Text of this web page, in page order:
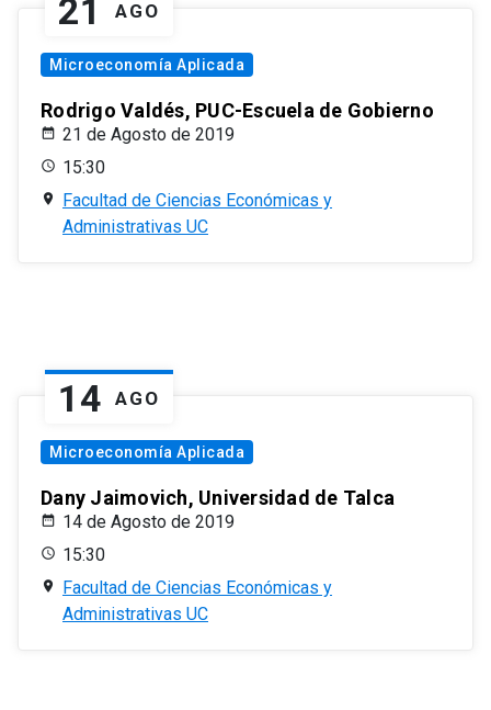
21 AGO
Microeconomía Aplicada
Rodrigo Valdés, PUC-Escuela de Gobierno
21 de Agosto de 2019
15:30
Facultad de Ciencias Económicas y
Administrativas UC
14 AGO
Microeconomía Aplicada
Dany Jaimovich, Universidad de Talca
14 de Agosto de 2019
15:30
Facultad de Ciencias Económicas y
Administrativas UC